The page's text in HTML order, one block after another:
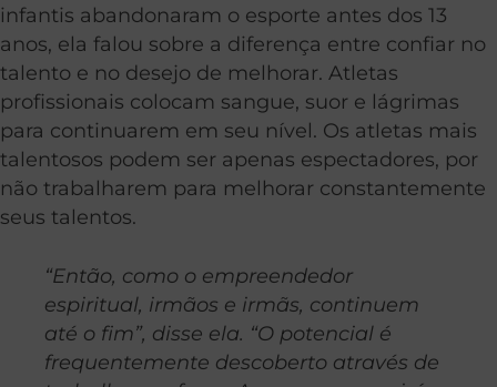
infantis abandonaram o esporte antes dos 13
anos, ela falou sobre a diferença entre confiar no
talento e no desejo de melhorar. Atletas
profissionais colocam sangue, suor e lágrimas
para continuarem em seu nível. Os atletas mais
talentosos podem ser apenas espectadores, por
não trabalharem para melhorar constantemente
seus talentos.
“Então, como o empreendedor
espiritual, irmãos e irmãs, continuem
até o fim”, disse ela. “O potencial é
frequentemente descoberto através de